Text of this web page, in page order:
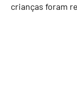
crianças foram